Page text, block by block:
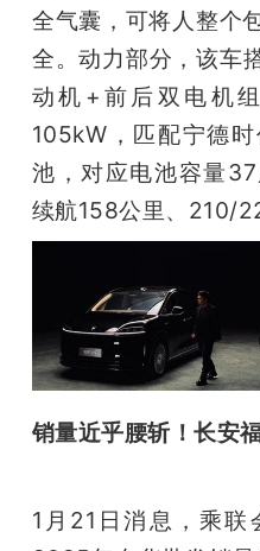
全气囊，可将人整个
全。动力部分，该车
动机+前后双电机
105kW，匹配宁德
池，对应电池容量
续航158公里、210/
销量近乎腰斩！长安
1月21日消息，乘联